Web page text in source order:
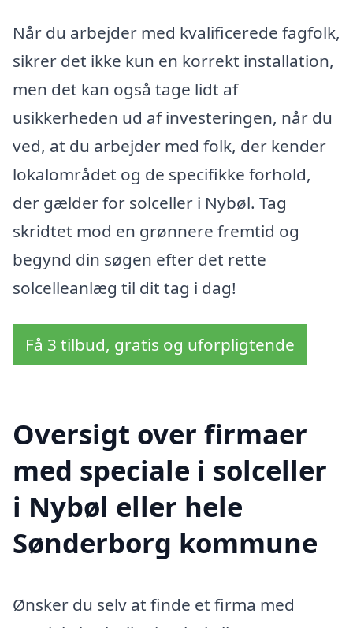
Når du arbejder med kvalificerede fagfolk,
sikrer det ikke kun en korrekt installation,
men det kan også tage lidt af
usikkerheden ud af investeringen, når du
ved, at du arbejder med folk, der kender
lokalområdet og de specifikke forhold,
der gælder for solceller i Nybøl. Tag
skridtet mod en grønnere fremtid og
begynd din søgen efter det rette
solcelleanlæg til dit tag i dag!
Få 3 tilbud, gratis og uforpligtende
Oversigt over firmaer
med speciale i solceller
i Nybøl eller hele
Sønderborg kommune
Ønsker du selv at finde et firma med